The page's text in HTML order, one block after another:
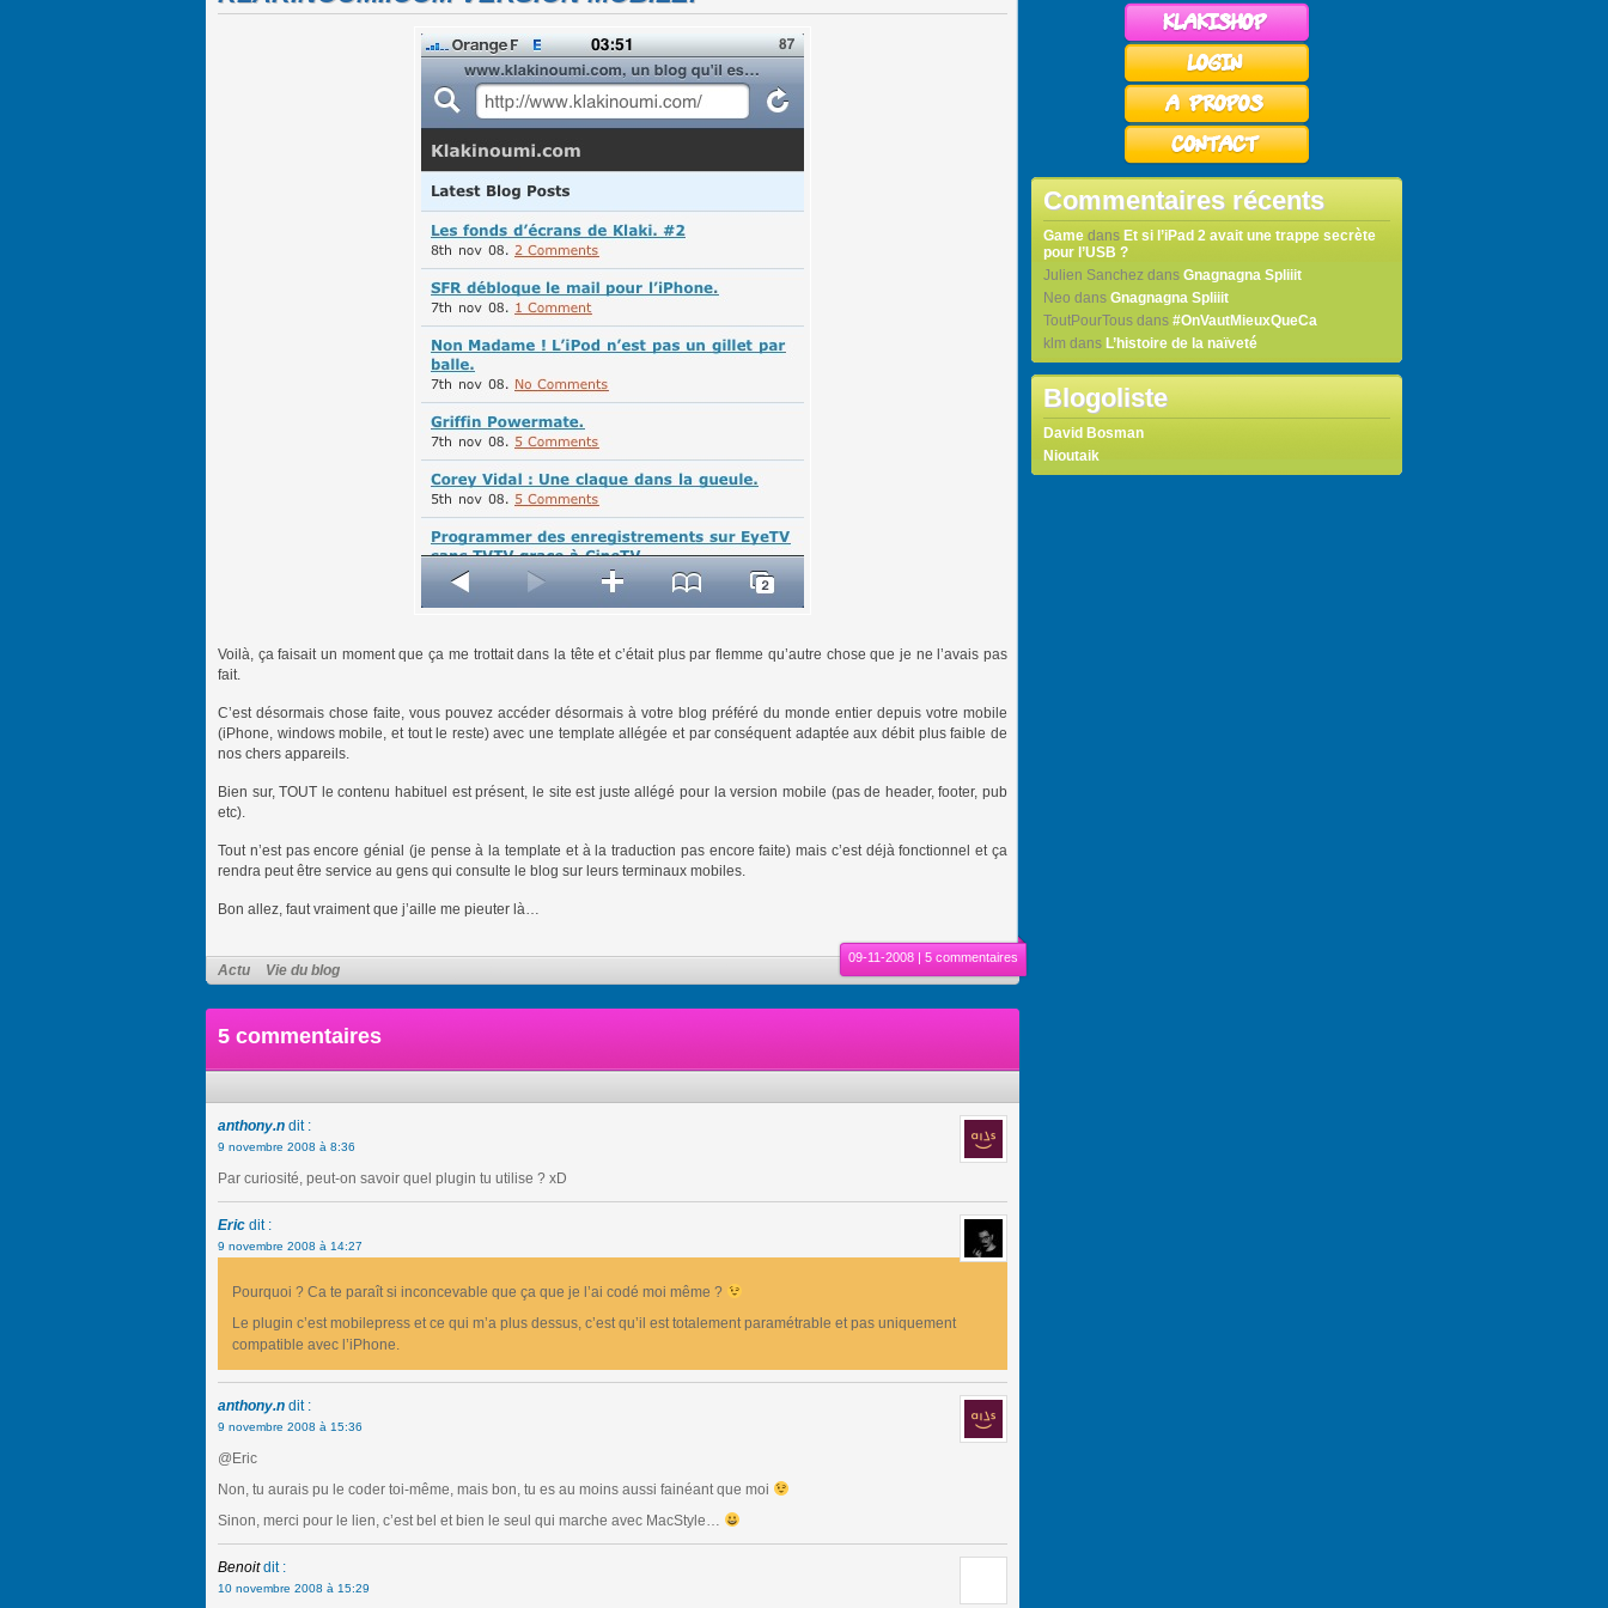
Voilà, ça faisait un moment que ça me trottait dans la tête et c’était plus par flemme qu’autre chose que je ne l’avais pas
fait.
C’est désormais chose faite, vous pouvez accéder désormais à votre blog préféré du monde entier depuis votre mobile
(iPhone, windows mobile, et tout le reste) avec une template allégée et par conséquent adaptée aux débit plus faible de
nos chers appareils.
Bien sur, TOUT le contenu habituel est présent, le site est juste allégé pour la version mobile (pas de header, footer, pub
etc).
Tout n’est pas encore génial (je pense à la template et à la traduction pas encore faite) mais c’est déjà fonctionnel et ça
rendra peut être service au gens qui consulte le blog sur leurs terminaux mobiles.
Bon allez, faut vraiment que j’aille me pieuter là…
Actu Vie du blog
09-11-2008 | 5 commentaires
5 commentaires
anthony.n dit :
9 novembre 2008 à 8:36
Par curiosité, peut-on savoir quel plugin tu utilise ? xD
Eric dit :
9 novembre 2008 à 14:27
Pourquoi ? Ca te paraît si inconcevable que ça que je l’ai codé moi même ?
Le plugin c’est mobilepress et ce qui m’a plus dessus, c’est qu’il est totalement paramétrable et pas uniquement
compatible avec l’iPhone.
anthony.n dit :
9 novembre 2008 à 15:36
@Eric
Non, tu aurais pu le coder toi-même, mais bon, tu es au moins aussi fainéant que moi
Sinon, merci pour le lien, c’est bel et bien le seul qui marche avec MacStyle…
Benoit dit :
10 novembre 2008 à 15:29
Commentaires récents
Game dans Et si l’iPad 2 avait une trappe secrète
pour l’USB ?
Julien Sanchez dans Gnagnagna Spliiit
Neo dans Gnagnagna Spliiit
ToutPourTous dans #OnVautMieuxQueCa
klm dans L’histoire de la naïveté
Blogoliste
David Bosman
Nioutaik